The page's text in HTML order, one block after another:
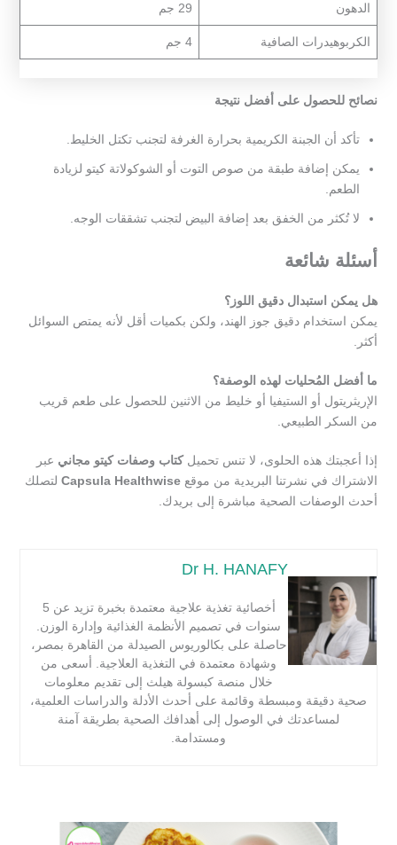
الدهون 29 جم
الكربوهيدرات الصافية 4 جم
نصائح للحصول على أفضل نتيجة
تأكد أن الجبنة الكريمية بحرارة الغرفة لتجنب تكتل الخليط.
يمكن إضافة طبقة من صوص التوت أو الشوكولاتة كيتو لزيادة
الطعم.
لا تُكثر من الخفق بعد إضافة البيض لتجنب تشققات الوجه.
أسئلة شائعة
هل يمكن استبدال دقيق اللوز؟
يمكن استخدام دقيق جوز الهند، ولكن بكميات أقل لأنه يمتص السوائل
أكثر.
ما أفضل المُحليات لهذه الوصفة؟
الإريثريتول أو الستيفيا أو خليط من الاثنين للحصول على طعم قريب
من السكر الطبيعي.
إذا أعجبتك هذه الحلوى، لا تنس تحميلكتاب وصفات كيتو مجاني عبر
الاشتراك في نشرتنا البريدية من موقع Capsula Healthwiseلتصلك
أحدث الوصفات الصحية مباشرة إلى بريدك.
Dr H. HANAFY
أخصائية تغذية علاجية معتمدة بخبرة تزيد عن 5
سنوات في تصميم الأنظمة الغذائية وإدارة الوزن.
حاصلة على بكالوريوس الصيدلة من القاهرة بمصر،
وشهادة معتمدة في التغذية العلاجية. أسعى من
خلال منصة كبسولة هيلث إلى تقديم معلومات
صحية دقيقة ومبسطة وقائمة على أحدث الأدلة والدراسات العلمية،
لمساعدتك في الوصول إلى أهدافك الصحية بطريقة آمنة
ومستدامة.